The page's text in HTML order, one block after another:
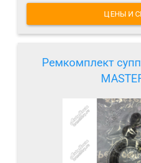
ЦЕНЫ И
Ремкомплект